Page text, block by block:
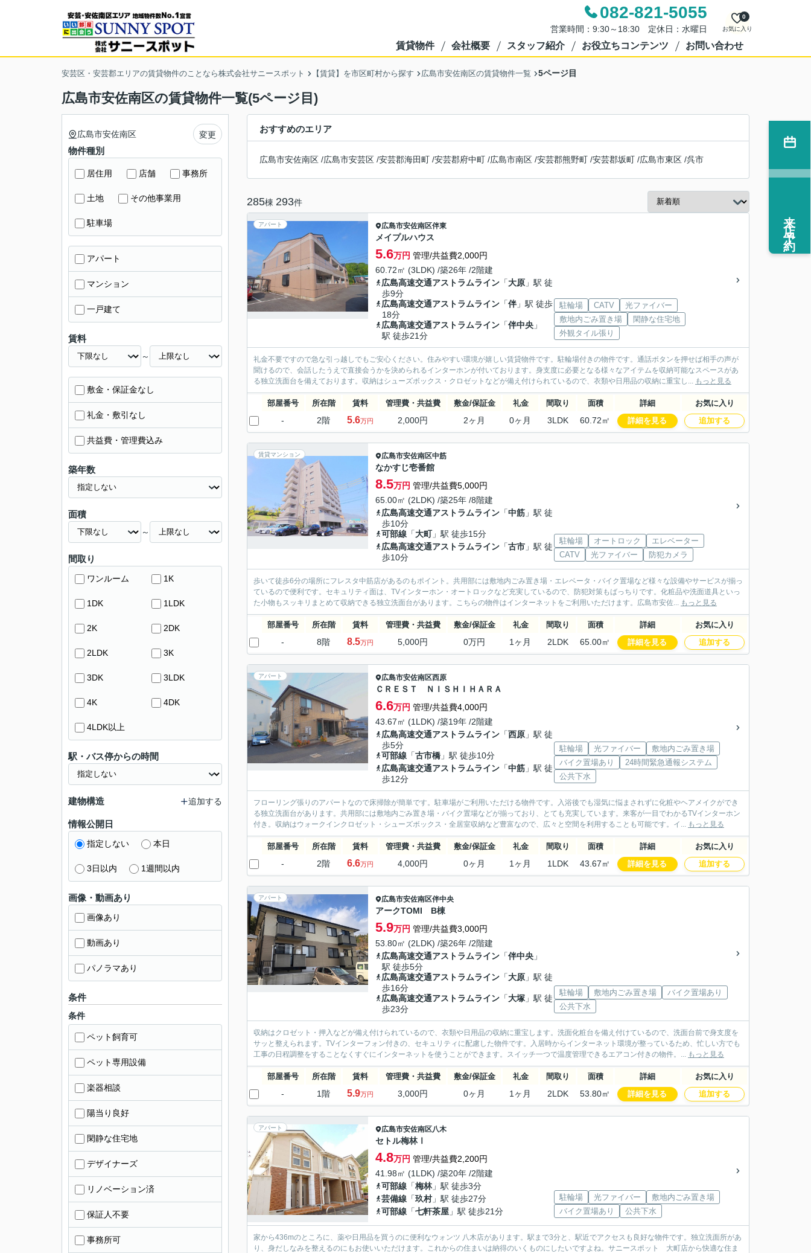
082-821-5055
営業時間：9:30～18:30 定休日：水曜日 お気に入り
0
賃貸物件 会社概要 スタッフ紹介 お役立ちコンテンツ お問い合わせ
安芸区・安芸郡エリアの賃貸物件のことなら株式会社サニースポット 【賃貸】を市区町村から探す 広島市安佐南区の賃貸物件一覧 5ページ目
広島市安佐南区の賃貸物件一覧(5ページ目)
おすすめのエリア
広島市安佐南区 /広島市安芸区 /安芸郡海田町 /安芸郡府中町 /広島市南区 /安芸郡熊野町 /安芸郡坂町 /広島市東区 /呉市
285棟 293件
アパート 広島市安佐南区伴東
メイプルハウス
5.6万円 管理/共益費2,000円
60.72㎡ (3LDK) /築26年 /2階建
広島高速交通アストラムライン 「大原 」駅 徒
歩9分
広島高速交通アストラムライン 「伴」駅 徒歩
18分
広島高速交通アストラムライン 「伴中央 」
駅 徒歩21分
駐輪場 CATV
光ファイバー
敷地内ごみ置き場
閑静な住宅地
外観タイル張り
礼金不要ですので急な引っ越しでもご安心ください。住みやすい環境が嬉しい賃貸物件です。駐輪場付きの物件です。通話ボタンを押せば相手の声が
聞けるので、会話したうえで直接会うかを決められるインターホンが付いております。身支度に必要となる様々なアイテムを収納可能なスペースがあ
る独立洗面台を備えております。収納はシューズボックス・クロゼットなどが備え付けられているので、衣類や日用品の収納に重宝し... もっと見る
部屋番号 所在階 賃料 管理費・共益費 敷金/保証金 礼金 間取り 面積 詳細 お気に入り
- 2階 5.6万円 2,000円 2ヶ月 0ヶ月 3LDK 60.72㎡ 詳細を見る 追加する
賃貸マンション 広島市安佐南区中筋
なかすじ壱番館
8.5万円 管理/共益費5,000円
65.00㎡ (2LDK) /築25年 /8階建
広島高速交通アストラムライン 「中筋 」駅 徒
歩10分
可部線 「大町」駅 徒歩15分
広島高速交通アストラムライン 「古市 」駅 徒
歩10分
駐輪場 オートロック
エレベーター
CATV
光ファイバー 防犯カメラ
歩いて徒歩6分の場所にフレスタ中筋店があるのもポイント。共用部には敷地内ごみ置き場・エレベータ・バイク置場など様々な設備やサービスが揃っ
ているので便利です。セキュリティ面は、TVインターホン・オートロックなど充実しているので、防犯対策もばっちりです。化粧品や洗面道具といっ
た小物もスッキリまとめて収納できる独立洗面台があります。こちらの物件はインターネットをご利用いただけます。広島市安佐... もっと見る
部屋番号 所在階 賃料 管理費・共益費 敷金/保証金 礼金 間取り 面積 詳細 お気に入り
- 8階 8.5万円 5,000円 0万円 1ヶ月 2LDK 65.00㎡ 詳細を見る 追加する
アパート 広島市安佐南区西原
ＣＲＥＳＴ ＮＩＳＨＩＨＡＲＡ
6.6万円 管理/共益費4,000円
43.67㎡ (1LDK) /築19年 /2階建
広島高速交通アストラムライン 「西原 」駅 徒
歩5分
可部線 「古市橋 」駅 徒歩10分
広島高速交通アストラムライン 「中筋 」駅 徒
歩12分
駐輪場 光ファイバー
敷地内ごみ置き場
バイク置場あり
24時間緊急通報システム
公共下水
フローリング張りのアパートなので床掃除が簡単です。駐車場がご利用いただける物件です。入浴後でも湿気に悩まされずに化粧やヘアメイクができ
る独立洗面台があります。共用部には敷地内ごみ置き場・バイク置場などが揃っており、とても充実しています。来客が一目でわかるTVインターホン
付き。収納はウォークインクロゼット・シューズボックス・全居室収納など豊富なので、広々と空間を利用することも可能です。イ... もっと見る
部屋番号 所在階 賃料 管理費・共益費 敷金/保証金 礼金 間取り 面積 詳細 お気に入り
- 2階 6.6万円 4,000円 0ヶ月 1ヶ月 1LDK 43.67㎡ 詳細を見る 追加する
アパート 広島市安佐南区伴中央
アークTOMI B棟
5.9万円 管理/共益費3,000円
53.80㎡ (2LDK) /築26年 /2階建
広島高速交通アストラムライン 「伴中央 」
駅 徒歩5分
広島高速交通アストラムライン 「大原 」駅 徒
歩16分
広島高速交通アストラムライン 「大塚 」駅 徒
歩23分
駐輪場 敷地内ごみ置き場
バイク置場あり
公共下水
収納はクロゼット・押入などが備え付けられているので、衣類や日用品の収納に重宝します。洗面化粧台を備え付けているので、洗面台前で身支度を
サッと整えられます。TVインターフォン付きの、セキュリティに配慮した物件です。入居時からインターネット環境が整っているため、忙しい方でも
工事の日程調整をすることなくすぐにインターネットを使うことができます。スイッチ一つで温度管理できるエアコン付きの物件。... もっと見る
部屋番号 所在階 賃料 管理費・共益費 敷金/保証金 礼金 間取り 面積 詳細 お気に入り
- 1階 5.9万円 3,000円 0ヶ月 1ヶ月 2LDK 53.80㎡ 詳細を見る 追加する
アパート 広島市安佐南区八木
セトル梅林Ⅰ
4.8万円 管理/共益費2,200円
41.98㎡ (1LDK) /築20年 /2階建
可部線 「梅林」駅 徒歩3分
芸備線 「玖村」駅 徒歩27分
可部線 「七軒茶屋 」駅 徒歩21分
駐輪場 光ファイバー
敷地内ごみ置き場
バイク置場あり
公共下水
家から436mのところに、薬や日用品を買うのに便利なウォンツ 八木店があります。駅まで3分と、駅近でアクセスも良好な物件です。独立洗面所があ
り、身だしなみを整えるのにもお使いいただけます。これからの住まいは納得のいくものにしたいですよね。サニースポット 大町店から快適な住ま
広島市安佐南区 変更
物件種別
居住用 店舗 事務所
土地 その他事業用
駐車場
アパート
マンション
一戸建て
賃料
～
敷金・保証金なし
礼金・敷引なし
共益費・管理費込み
築年数
面積
～
間取り
ワンルーム 1K
1DK 1LDK
2K 2DK
2LDK 3K
3DK 3LDK
4K 4DK
4LDK以上
駅・バス停からの時間
建物構造 追加する
情報公開日
指定しない 本日
3日以内 1週間以内
画像・動画あり
画像あり
動画あり
パノラマあり
条件
条件
ペット飼育可
ペット専用設備
楽器相談
陽当り良好
閑静な住宅地
デザイナーズ
リノベーション済
保証人不要
事務所可
来店予約